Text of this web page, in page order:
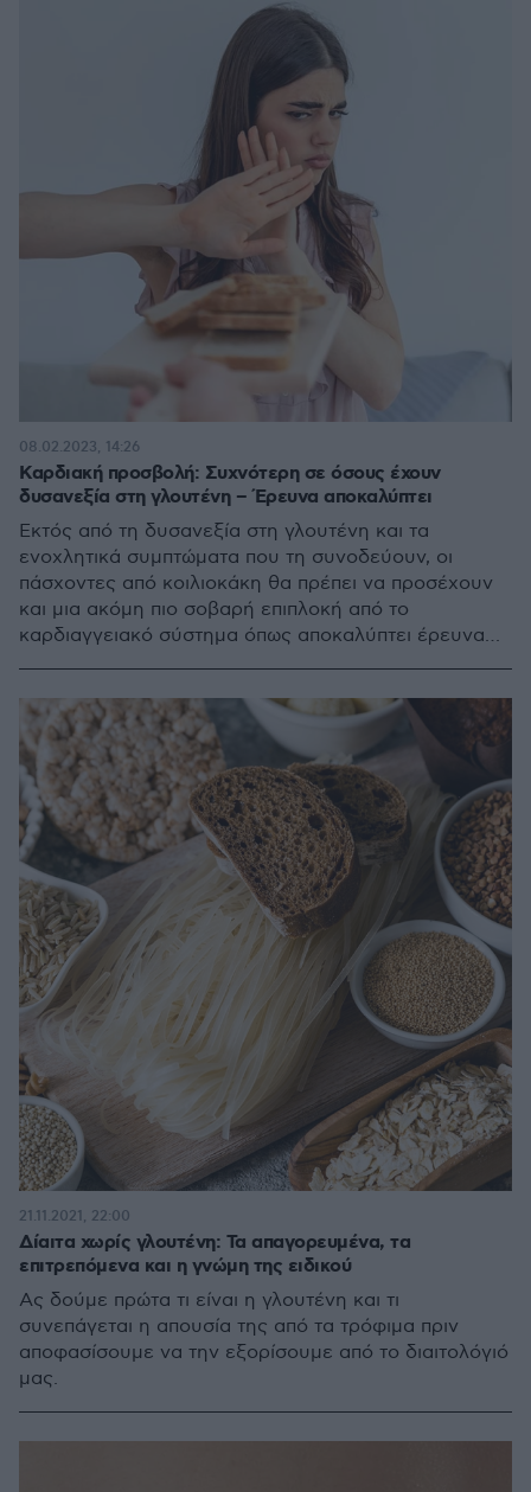
Καρδιακή προσβολή: Συχνότερη σε όσους έχουν
δυσανεξία στη γλουτένη – Έρευνα αποκαλύπτει
Εκτός από τη δυσανεξία στη γλουτένη και τα
ενοχλητικά συμπτώματα που τη συνοδεύουν, οι
πάσχοντες από κοιλιοκάκη θα πρέπει να προσέχουν
και μια ακόμη πιο σοβαρή επιπλοκή από το
καρδιαγγειακό σύστημα όπως αποκαλύπτει έρευνα
08.02.2023, 14:26
Δίαιτα χωρίς γλουτένη: Τα απαγορευμένα, τα
επιτρεπόμενα και η γνώμη της ειδικού
Ας δούμε πρώτα τι είναι η γλουτένη και τι
συνεπάγεται η απουσία της από τα τρόφιμα πριν
αποφασίσουμε να την εξορίσουμε από το διαιτολόγιό
μας.
21.11.2021, 22:00